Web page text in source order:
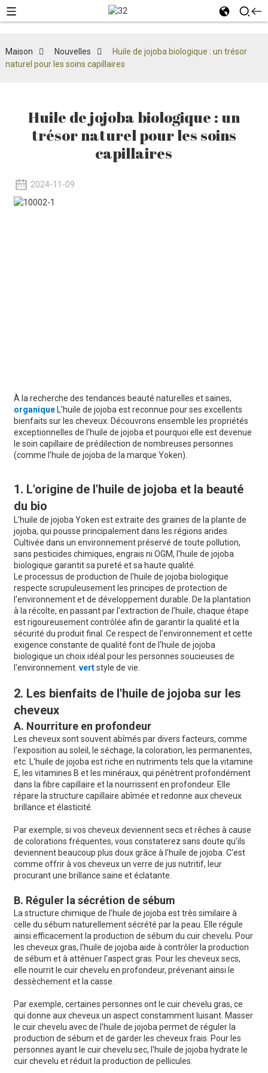
Maison Nouvelles
Huile de jojoba biologique : un trésor
naturel pour les soins capillaires
Huile de jojoba biologique : un
trésor naturel pour les soins
capillaires
2024-11-09
À la recherche des tendances beauté naturelles et saines,
organiqueL'huile de jojoba est reconnue pour ses excellents
bienfaits sur les cheveux. Découvrons ensemble les propriétés
exceptionnelles de l'huile de jojoba et pourquoi elle est devenue
le soin capillaire de prédilection de nombreuses personnes
(comme l'huile de jojoba de la marque Yoken).
1. L'origine de l'huile de jojoba et la beauté
du bio
L'huile de jojoba Yoken est extraite des graines de la plante de
jojoba, qui pousse principalement dans les régions arides.
Cultivée dans un environnement préservé de toute pollution,
sans pesticides chimiques, engrais ni OGM, l'huile de jojoba
biologique garantit sa pureté et sa haute qualité.
Le processus de production de l'huile de jojoba biologique
respecte scrupuleusement les principes de protection de
l'environnement et de développement durable. De la plantation
à la récolte, en passant par l'extraction de l'huile, chaque étape
est rigoureusement contrôlée afin de garantir la qualité et la
sécurité du produit final. Ce respect de l'environnement et cette
exigence constante de qualité font de l'huile de jojoba
biologique un choix idéal pour les personnes soucieuses de
l'environnement. vertstyle de vie.
2. Les bienfaits de l'huile de jojoba sur les
cheveux
A. Nourriture en profondeur
Les cheveux sont souvent abîmés par divers facteurs, comme
l'exposition au soleil, le séchage, la coloration, les permanentes,
etc. L'huile de jojoba est riche en nutriments tels que la vitamine
E, les vitamines B et les minéraux, qui pénètrent profondément
dans la fibre capillaire et la nourrissent en profondeur. Elle
répare la structure capillaire abîmée et redonne aux cheveux
brillance et élasticité.
Par exemple, si vos cheveux deviennent secs et rêches à cause
de colorations fréquentes, vous constaterez sans doute qu'ils
deviennent beaucoup plus doux grâce à l'huile de jojoba. C'est
comme offrir à vos cheveux un verre de jus nutritif, leur
procurant une brillance saine et éclatante.
B. Réguler la sécrétion de sébum
La structure chimique de l'huile de jojoba est très similaire à
celle du sébum naturellement sécrété par la peau. Elle régule
ainsi efficacement la production de sébum du cuir chevelu. Pour
les cheveux gras, l'huile de jojoba aide à contrôler la production
de sébum et à atténuer l'aspect gras. Pour les cheveux secs,
elle nourrit le cuir chevelu en profondeur, prévenant ainsi le
dessèchement et la casse.
Par exemple, certaines personnes ont le cuir chevelu gras, ce
qui donne aux cheveux un aspect constamment luisant. Masser
le cuir chevelu avec de l'huile de jojoba permet de réguler la
production de sébum et de garder les cheveux frais. Pour les
personnes ayant le cuir chevelu sec, l'huile de jojoba hydrate le
cuir chevelu et réduit la production de pellicules.